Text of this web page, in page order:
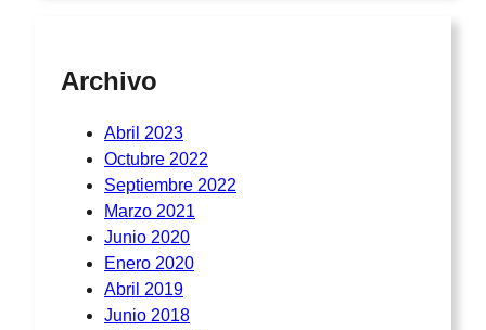
Archivo
Abril 2023
Octubre 2022
Septiembre 2022
Marzo 2021
Junio 2020
Enero 2020
Abril 2019
Junio 2018